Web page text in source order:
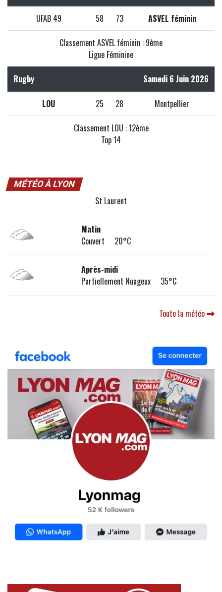
UFAB 49 58 73 ASVEL féminin
Classement ASVEL féminin : 9ème
Ligue Féminine
Rugby Samedi 6 Juin 2026
LOU 25 28 Montpellier
Classement LOU : 12ème
Top 14
MÉTÉO À LYON
St Laurent
Matin
Couvert 20°C
Après-midi
Partiellement Nuageux 35°C
Toute la météo